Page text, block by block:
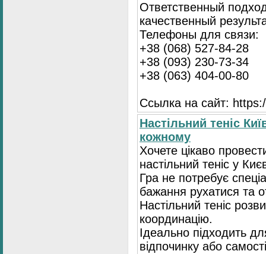
Ответственный
качественный
Телефоны для связи:
+38 (068) 527-84-28
+38 (093) 230-73-34
+38 (063) 404-00-80
Ссылка на сайт:
Настільний теніс
кожному
Хочете цікаво
настільний теніс у
Гра не потребує
бажання рухатися та
Настільний теніс
координацію.
Ідеально підходить
відпочинку або